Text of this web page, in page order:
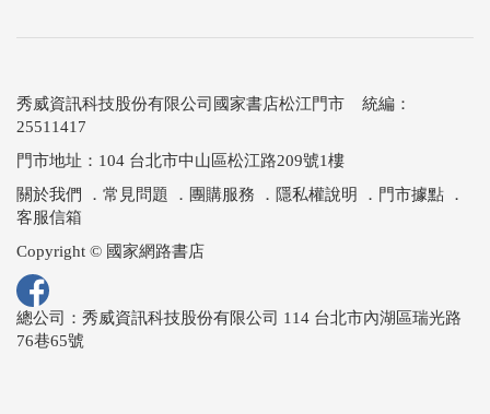
秀威資訊科技股份有限公司國家書店松江門市 統編：
25511417
門市地址：104 台北市中山區松江路209號1樓
關於我們
． 常見問題 ． 團購服務 ． 隱私權說明 ． 門市據點 ．
客服信箱
Copyright © 國家網路書店
總公司：秀威資訊科技股份有限公司 114 台北市內湖區瑞光路
76巷65號